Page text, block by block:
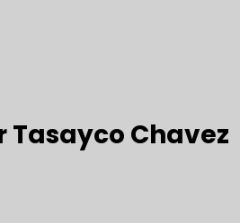
Tasayco Chavez